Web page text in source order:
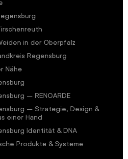
in der Oberpfalz
Regensburg
Nähe
– RENOARDE
– Strategie, Design &
einer Hand
Identität & DNA
Produkte & Systeme